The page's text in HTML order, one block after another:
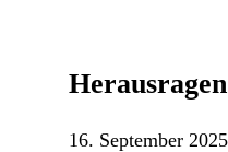
16. September 2025